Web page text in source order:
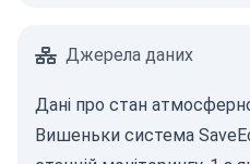
Джерела даних
Дані про стан
Вишеньки система